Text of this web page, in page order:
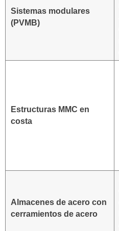
Sistemas modulares
(PVMB)
Estructuras MMC en
costa
Almacenes de acero con
cerramientos de acero